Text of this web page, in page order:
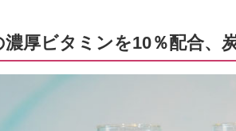
厚ビタミンを10％配合、